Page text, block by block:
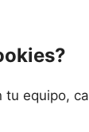
equipo,